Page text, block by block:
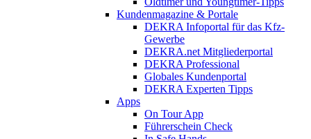
Kundenmagazine & Portale
DEKRA Infoportal für das Kfz-
Gewerbe
DEKRA.net Mitgliederportal
DEKRA Professional
Globales Kundenportal
DEKRA Experten Tipps
Apps
On Tour App
Führerschein Check